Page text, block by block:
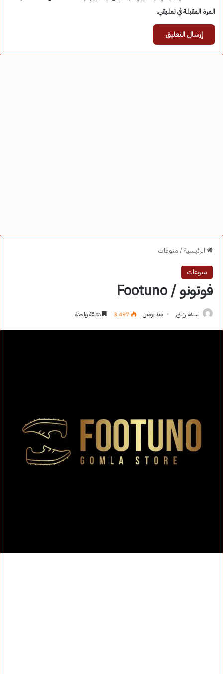
المرة المقبلة في تعليقي.